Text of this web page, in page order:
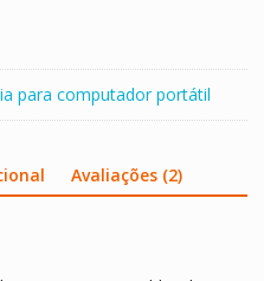
para computador portátil
Avaliações (2)